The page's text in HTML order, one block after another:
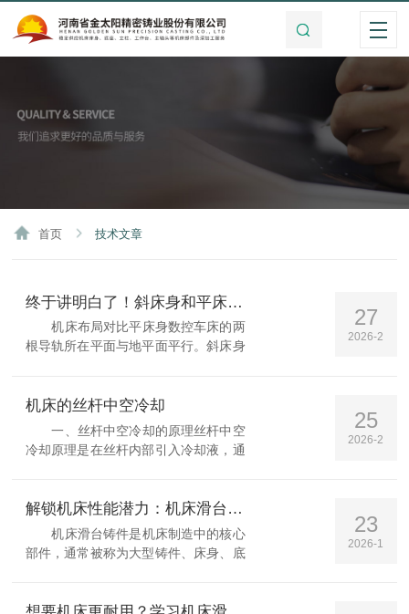
首页 技术文章
终于讲明白了！斜床身和平床身机床的优缺点
机床布局对比平床身数控车床的两
根导轨所在平面与地平面平行。斜床身
45°，60°，75°之分。从机床侧面看，
27
2026-2
机床的丝杆中空冷却
一、丝杆中空冷却的原理丝杆中空
冷却原理是在丝杆内部引入冷却液，通
高而导致机械设备寿命缩短的问题。丝
杆中空冷却技术可...
25
2026-2
解锁机床性能潜力：机床滑台铸件的安装指南
机床滑台铸件是机床制造中的核心
部件，通常被称为大型铸件、床身、底
部件协同工作，使滑台能够在床身上进
23
2026-1